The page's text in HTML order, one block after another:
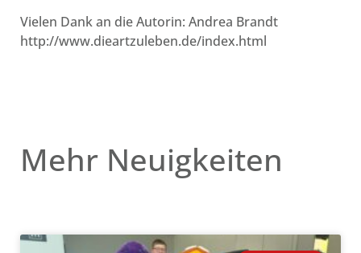
Vielen Dank an die Autorin: Andrea Brandt
http://www.dieartzuleben.de/index.html
Mehr Neuigkeiten